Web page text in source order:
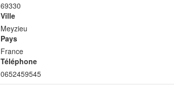
69330
Ville
Meyzieu
Pays
France
Téléphone
0652459545